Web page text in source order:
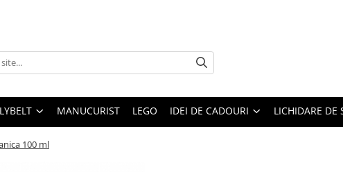
MANUCURIST LEGO IDEI DE CADOURI LICHIDARE DE
100 ml